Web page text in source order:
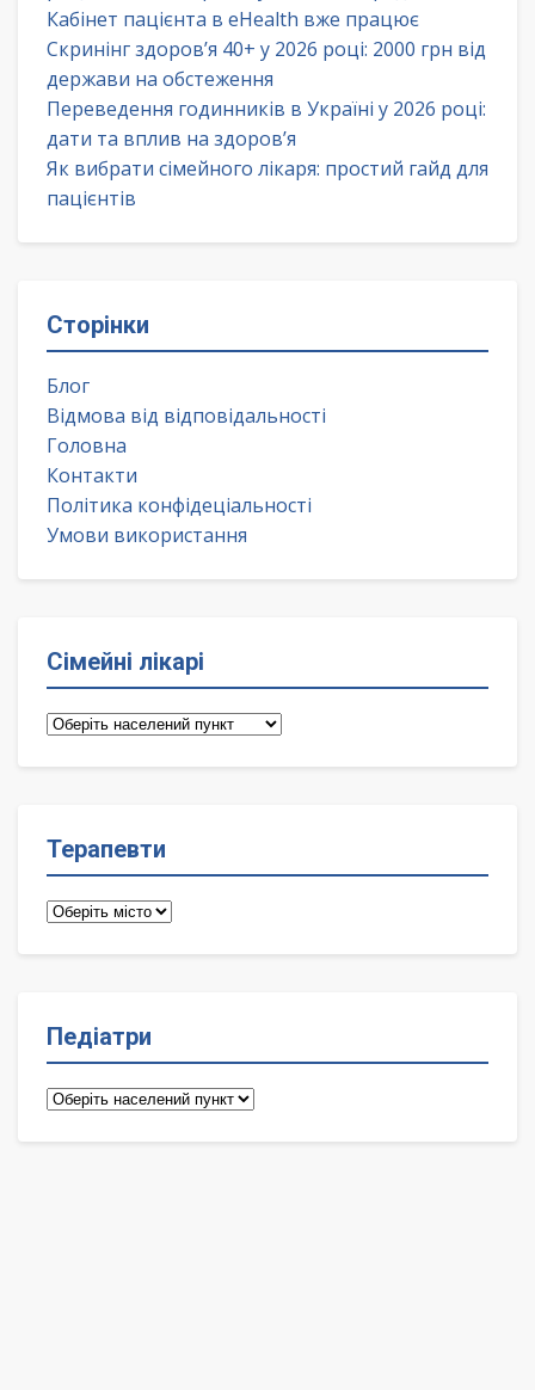
Кабінет пацієнта в eHealth вже працює
Скринінг здоров’я 40+ у 2026 році: 2000 грн від
держави на обстеження
Переведення годинників в Україні у 2026 році:
дати та вплив на здоров’я
Як вибрати сімейного лікаря: простий гайд для
пацієнтів
Сторінки
Блог
Відмова від відповідальності
Головна
Контакти
Політика конфідеціальності
Умови використання
Сімейні лікарі
Сімейні
Терапевти
Терапевти
Педіатри
Педіатри